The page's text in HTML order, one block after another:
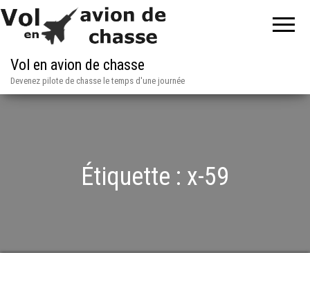
Vol en avion de chasse
Devenez pilote de chasse le temps d'une journée
Étiquette : x-59